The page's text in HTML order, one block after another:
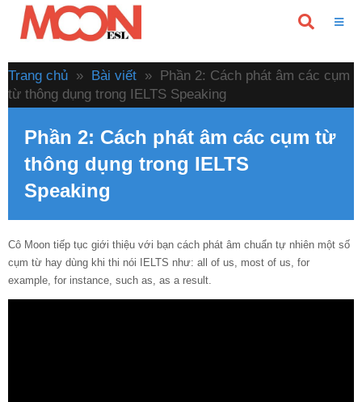
Trang chủ » Bài viết » Phần 2: Cách phát âm các cụm
từ thông dụng trong IELTS Speaking
Phần 2: Cách phát âm các cụm từ
thông dụng trong IELTS
Speaking
Cô Moon tiếp tục giới thiệu với bạn cách phát âm chuẩn tự nhiên một số
cụm từ hay dùng khi thi nói IELTS như: all of us, most of us, for
example, for instance, such as, as a result.